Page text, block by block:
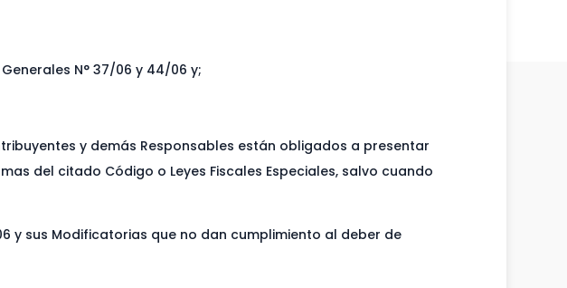
N° 37/06 y 44/06 y;
y demás Responsables están obligados a presentar
del citado Código o Leyes Fiscales Especiales, salvo cuando
y sus Modificatorias que no dan cumplimiento al deber de